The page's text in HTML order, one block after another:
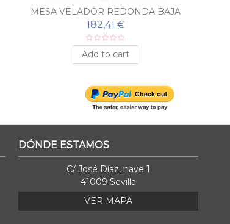
MESA VELADOR REDONDA BAJA
182,41 €
Add to cart
DÓNDE ESTAMOS
C/ José Díaz, nave 1
41009 Sevilla
VER MAPA